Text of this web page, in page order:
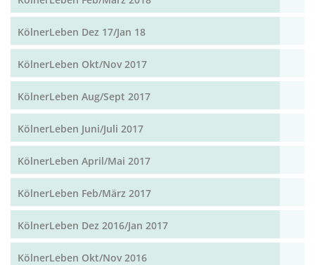
KölnerLeben Dez 17/Jan 18
KölnerLeben Okt/Nov 2017
KölnerLeben Aug/Sept 2017
KölnerLeben Juni/Juli 2017
KölnerLeben April/Mai 2017
KölnerLeben Feb/März 2017
KölnerLeben Dez 2016/Jan 2017
KölnerLeben Okt/Nov 2016